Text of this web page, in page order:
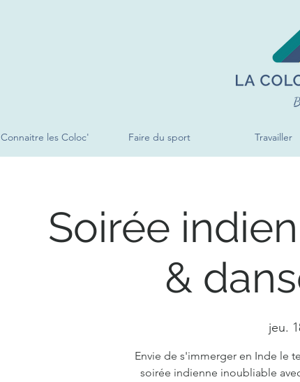
Connaitre les Coloc' Faire du sport Travailler
Soirée
&
jeu.
Envie de s'immerger en Inde le
soirée indienne inoubliable